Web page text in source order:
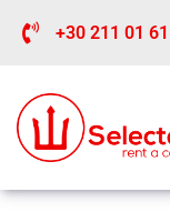
+30 211 01